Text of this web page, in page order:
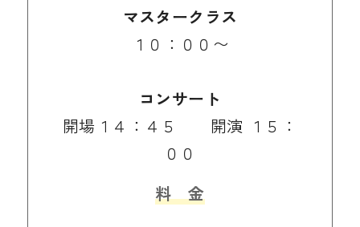
マスタークラス
１０：００〜
コンサート
開場１４：４５ 開演 １５：
００
料 金